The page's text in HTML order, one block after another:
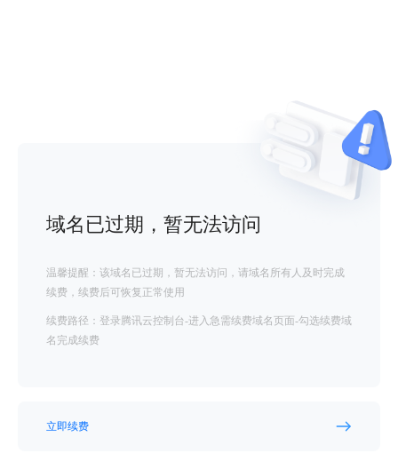
域名已过期，暂无法访问
温馨提醒：该域名已过期，暂无法访问，请域名所有人及时完成
续费，续费后可恢复正常使用
续费路径：登录腾讯云控制台-进入急需续费域名页面-勾选续费域
名完成续费
立即续费